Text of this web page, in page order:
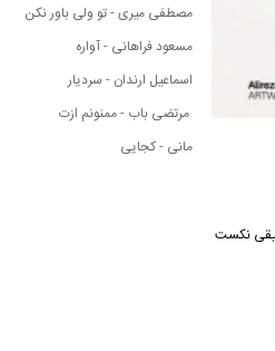
موسیقی نکست
مصطفی میری - تو ولی باور نکن
مسعود فراهانی - آواره
اسماعیل ارندان - سردیار
مرتضی باب - ممنونم ازت
مانی - کجایی